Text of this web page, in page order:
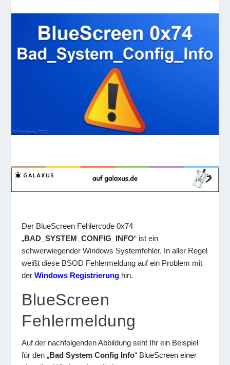
Der BlueScreen Fehlercode 0x74
„BAD_SYSTEM_CONFIG_INFO“ ist ein
schwerwiegender Windows Systemfehler. In aller Regel
weißt diese BSOD Fehlermeldung auf ein Problem mit
derWindows Registrierung hin.
BlueScreen
Fehlermeldung
Auf der nachfolgenden Abbildung seht Ihr ein Beispiel
für den „Bad System Config Info“ BlueScreen einer